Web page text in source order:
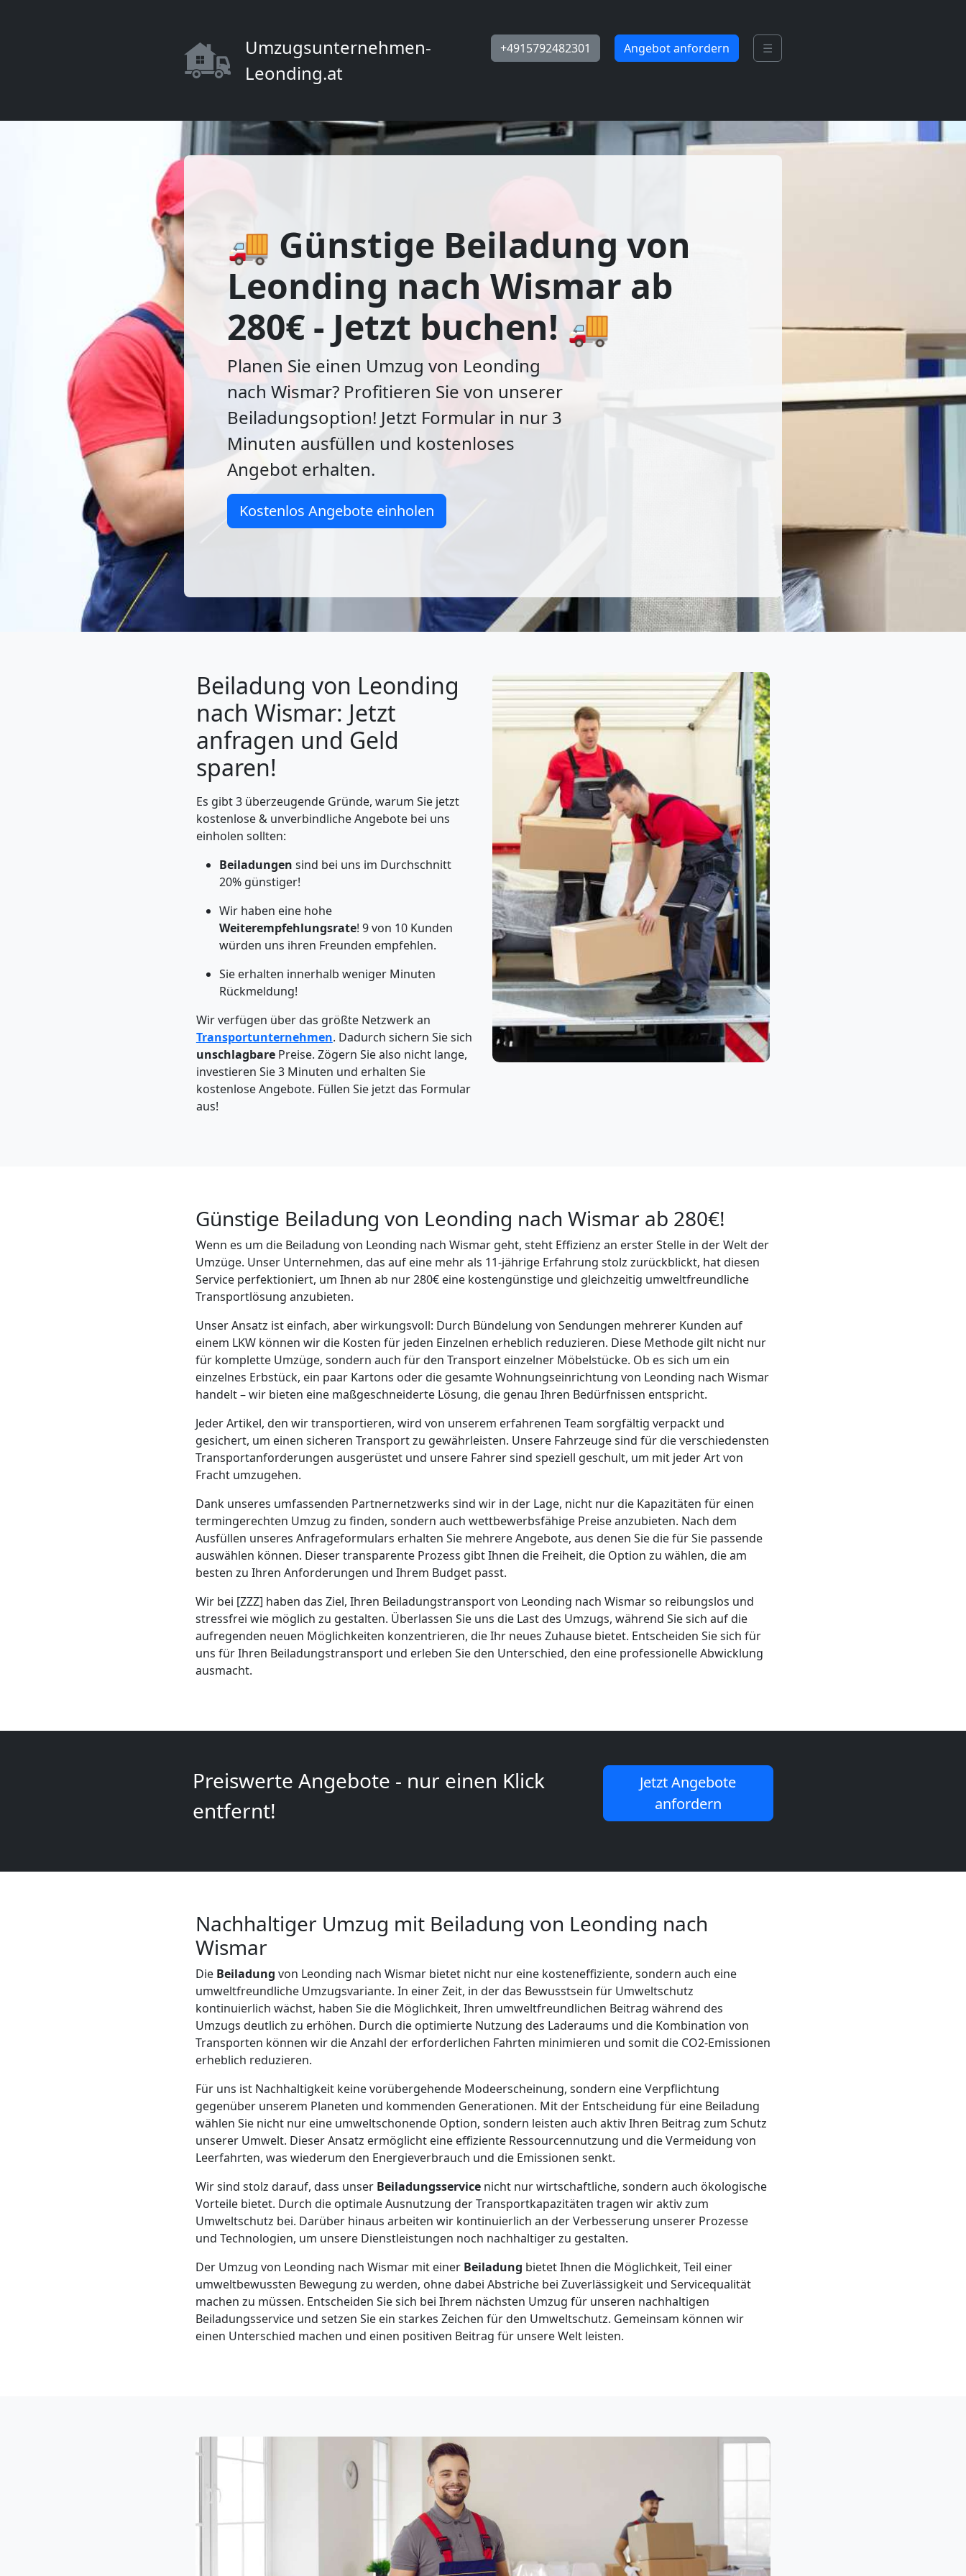
Umzugsunternehmen-
Leonding.at
+4915792482301 Angebot anfordern ☰
🚚 Günstige Beiladung von
Leonding nach Wismar ab
280€ - Jetzt buchen! 🚚
Planen Sie einen Umzug von Leonding
nach Wismar? Profitieren Sie von unserer
Beiladungsoption! Jetzt Formular in nur 3
Minuten ausfüllen und kostenloses
Angebot erhalten.
Kostenlos Angebote einholen
Beiladung von Leonding
nach Wismar: Jetzt
anfragen und Geld
sparen!
Es gibt 3 überzeugende Gründe, warum Sie jetzt
kostenlose & unverbindliche Angebote bei uns
einholen sollten:
Beiladungen sind bei uns im Durchschnitt
20% günstiger!
Wir haben eine hohe
Weiterempfehlungsrate! 9 von 10 Kunden
würden uns ihren Freunden empfehlen.
Sie erhalten innerhalb weniger Minuten
Rückmeldung!
Wir verfügen über das größte Netzwerk an
Transportunternehmen. Dadurch sichern Sie sich
unschlagbare Preise. Zögern Sie also nicht lange,
investieren Sie 3 Minuten und erhalten Sie
kostenlose Angebote. Füllen Sie jetzt das Formular
aus!
Günstige Beiladung von Leonding nach Wismar ab 280€!
Wenn es um die Beiladung von Leonding nach Wismar geht, steht Effizienz an erster Stelle in der Welt der
Umzüge. Unser Unternehmen, das auf eine mehr als 11-jährige Erfahrung stolz zurückblickt, hat diesen
Service perfektioniert, um Ihnen ab nur 280€ eine kostengünstige und gleichzeitig umweltfreundliche
Transportlösung anzubieten.
Unser Ansatz ist einfach, aber wirkungsvoll: Durch Bündelung von Sendungen mehrerer Kunden auf
einem LKW können wir die Kosten für jeden Einzelnen erheblich reduzieren. Diese Methode gilt nicht nur
für komplette Umzüge, sondern auch für den Transport einzelner Möbelstücke. Ob es sich um ein
einzelnes Erbstück, ein paar Kartons oder die gesamte Wohnungseinrichtung von Leonding nach Wismar
handelt – wir bieten eine maßgeschneiderte Lösung, die genau Ihren Bedürfnissen entspricht.
Jeder Artikel, den wir transportieren, wird von unserem erfahrenen Team sorgfältig verpackt und
gesichert, um einen sicheren Transport zu gewährleisten. Unsere Fahrzeuge sind für die verschiedensten
Transportanforderungen ausgerüstet und unsere Fahrer sind speziell geschult, um mit jeder Art von
Fracht umzugehen.
Dank unseres umfassenden Partnernetzwerks sind wir in der Lage, nicht nur die Kapazitäten für einen
termingerechten Umzug zu finden, sondern auch wettbewerbsfähige Preise anzubieten. Nach dem
Ausfüllen unseres Anfrageformulars erhalten Sie mehrere Angebote, aus denen Sie die für Sie passende
auswählen können. Dieser transparente Prozess gibt Ihnen die Freiheit, die Option zu wählen, die am
besten zu Ihren Anforderungen und Ihrem Budget passt.
Wir bei [ZZZ] haben das Ziel, Ihren Beiladungstransport von Leonding nach Wismar so reibungslos und
stressfrei wie möglich zu gestalten. Überlassen Sie uns die Last des Umzugs, während Sie sich auf die
aufregenden neuen Möglichkeiten konzentrieren, die Ihr neues Zuhause bietet. Entscheiden Sie sich für
uns für Ihren Beiladungstransport und erleben Sie den Unterschied, den eine professionelle Abwicklung
ausmacht.
Preiswerte Angebote - nur einen Klick
entfernt!
Jetzt Angebote
anfordern
Nachhaltiger Umzug mit Beiladung von Leonding nach
Wismar
Die Beiladung von Leonding nach Wismar bietet nicht nur eine kosteneffiziente, sondern auch eine
umweltfreundliche Umzugsvariante. In einer Zeit, in der das Bewusstsein für Umweltschutz
kontinuierlich wächst, haben Sie die Möglichkeit, Ihren umweltfreundlichen Beitrag während des
Umzugs deutlich zu erhöhen. Durch die optimierte Nutzung des Laderaums und die Kombination von
Transporten können wir die Anzahl der erforderlichen Fahrten minimieren und somit die CO2-Emissionen
erheblich reduzieren.
Für uns ist Nachhaltigkeit keine vorübergehende Modeerscheinung, sondern eine Verpflichtung
gegenüber unserem Planeten und kommenden Generationen. Mit der Entscheidung für eine Beiladung
wählen Sie nicht nur eine umweltschonende Option, sondern leisten auch aktiv Ihren Beitrag zum Schutz
unserer Umwelt. Dieser Ansatz ermöglicht eine effiziente Ressourcennutzung und die Vermeidung von
Leerfahrten, was wiederum den Energieverbrauch und die Emissionen senkt.
Wir sind stolz darauf, dass unser Beiladungsservice nicht nur wirtschaftliche, sondern auch ökologische
Vorteile bietet. Durch die optimale Ausnutzung der Transportkapazitäten tragen wir aktiv zum
Umweltschutz bei. Darüber hinaus arbeiten wir kontinuierlich an der Verbesserung unserer Prozesse
und Technologien, um unsere Dienstleistungen noch nachhaltiger zu gestalten.
Der Umzug von Leonding nach Wismar mit einer Beiladung bietet Ihnen die Möglichkeit, Teil einer
umweltbewussten Bewegung zu werden, ohne dabei Abstriche bei Zuverlässigkeit und Servicequalität
machen zu müssen. Entscheiden Sie sich bei Ihrem nächsten Umzug für unseren nachhaltigen
Beiladungsservice und setzen Sie ein starkes Zeichen für den Umweltschutz. Gemeinsam können wir
einen Unterschied machen und einen positiven Beitrag für unsere Welt leisten.
Klaviertransport